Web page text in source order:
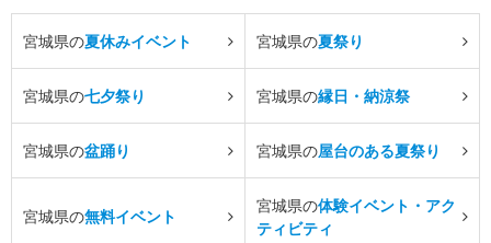
宮城県の夏休みイベント 宮城県の夏祭り
宮城県の七夕祭り 宮城県の縁日・納涼祭
宮城県の盆踊り 宮城県の屋台のある夏祭り
宮城県の無料イベント
宮城県の体験イベント・アク
ティビティ